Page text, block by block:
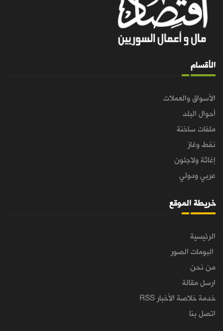
الأقسام
الأسواق والعملات
أحوال البلد
ملفات ساخنة
نفط وغاز
إغاثة ولاجئون
عربي ودولي
خريطة الموقع
الرئيسية
البومات الصور
من نحن
ارسل مقالة
خدمة خلاصة الأخبار RSS
اتصل بنا